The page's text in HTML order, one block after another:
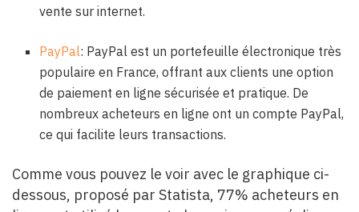
vente sur internet.
PayPal: PayPal est un portefeuille électronique très
populaire en France, offrant aux clients une option
de paiement en ligne sécurisée et pratique. De
nombreux acheteurs en ligne ont un compte PayPal,
ce qui facilite leurs transactions.
Comme vous pouvez le voir avec le graphique ci-
dessous, proposé par Statista, 77% acheteurs en